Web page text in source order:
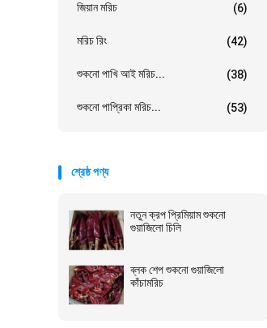
জিয়ান মরিচ (6)
মরিচ রিং (42)
শুকনো পাখি আই মরিচ... (38)
শুকনো পাপ্রিকা মরিচ... (53)
শ্রেষ্ঠ পণ্য
নতুন ক্রপ প্রিমিয়াম শুকনো
গুয়াজিলো চিলি
ব্লক শেপ শুকনো গুয়াজিলো
কাঁচামরিচ